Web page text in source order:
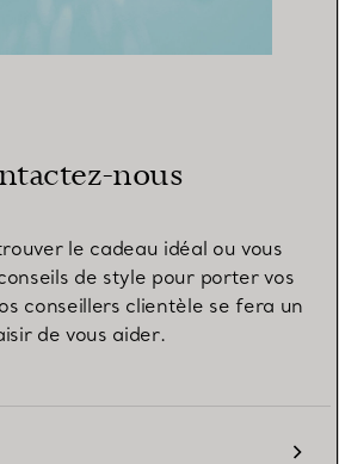
nous
le cadeau idéal ou vous
de style pour porter vos
conseillers clientèle se fera un
de vous aider.